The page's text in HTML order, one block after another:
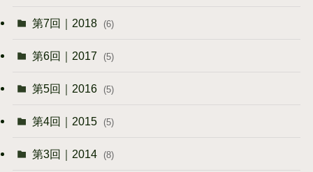
第7回｜2018 (6)
第6回｜2017 (5)
第5回｜2016 (5)
第4回｜2015 (5)
第3回｜2014 (8)